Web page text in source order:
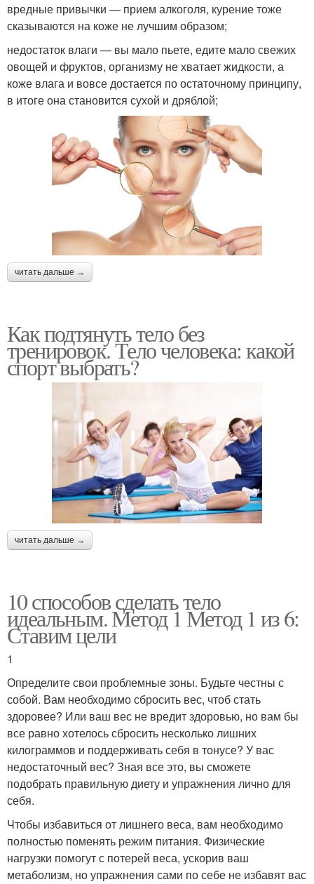
вредные привычки — прием алкоголя, курение тоже
сказываются на коже не лучшим образом;
недостаток влаги — вы мало пьете, едите мало свежих
овощей и фруктов, организму не хватает жидкости, а
коже влага и вовсе достается по остаточному принципу,
в итоге она становится сухой и дряблой;
читать дальше →
Как подтянуть тело без
тренировок. Тело человека: какой
спорт выбрать?
читать дальше →
10 способов сделать тело
идеальным. Метод 1 Метод 1 из 6:
Ставим цели
1
Определите свои проблемные зоны. Будьте честны с
собой. Вам необходимо сбросить вес, чтоб стать
здоровее? Или ваш вес не вредит здоровью, но вам бы
все равно хотелось сбросить несколько лишних
килограммов и поддерживать себя в тонусе? У вас
недостаточный вес? Зная все это, вы сможете
подобрать правильную диету и упражнения лично для
себя.
Чтобы избавиться от лишнего веса, вам необходимо
полностью поменять режим питания. Физические
нагрузки помогут с потерей веса, ускорив ваш
метаболизм, но упражнения сами по себе не избавят вас